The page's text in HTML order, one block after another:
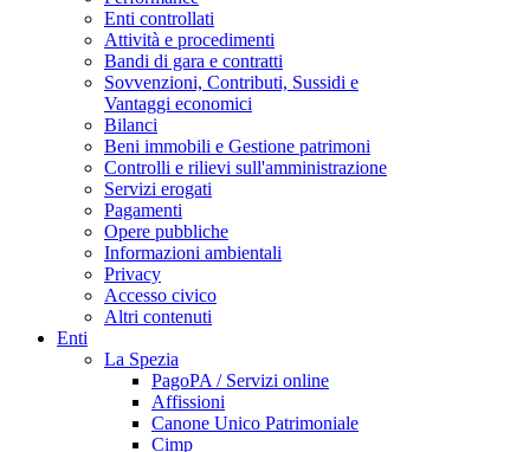
Enti controllati
Attività e procedimenti
Bandi di gara e contratti
Sovvenzioni, Contributi, Sussidi e
Vantaggi economici
Bilanci
Beni immobili e Gestione patrimoni
Controlli e rilievi sull'amministrazione
Servizi erogati
Pagamenti
Opere pubbliche
Informazioni ambientali
Privacy
Accesso civico
Altri contenuti
Enti
La Spezia
PagoPA / Servizi online
Affissioni
Canone Unico Patrimoniale
Cimp